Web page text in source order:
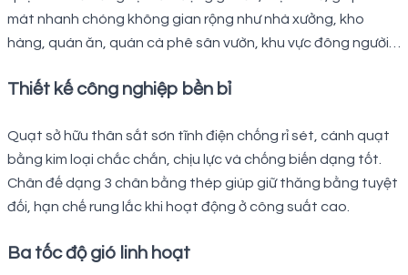
mát nhanh chóng không gian rộng như nhà xưởng, kho
hàng, quán ăn, quán cà phê sân vườn, khu vực đông người…
Thiết kế công nghiệp bền bỉ
Quạt sở hữu thân sắt sơn tĩnh điện chống rỉ sét, cánh quạt
bằng kim loại chắc chắn, chịu lực và chống biến dạng tốt.
Chân đế dạng 3 chân bằng thép giúp giữ thăng bằng tuyệt
đối, hạn chế rung lắc khi hoạt động ở công suất cao.
Ba tốc độ gió linh hoạt